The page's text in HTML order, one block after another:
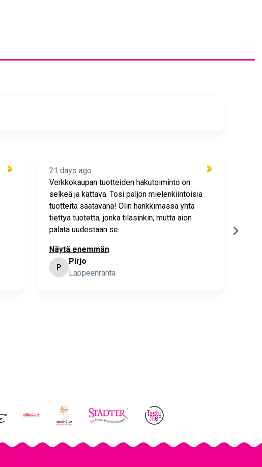
21 days ago
Verkkokaupan tuotteiden hakutoiminto on
selkeä ja kattava. Tosi paljon mielenkiintoisia
tuotteita saatavana! Olin hankkimassa yhtä
tiettyä tuotetta, jonka tilasinkin, mutta aion
palata uudestaan se...
Näytä enemmän
P
Pirjo
Lappeenranta